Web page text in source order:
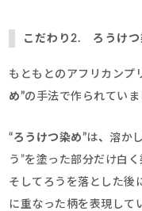
こだわり2. ろうけつ
もともとのアフリカンプ
め”の手法で作られていま
“ろうけつ染め”は、 溶か
う”を塗った部分だけ白
そしてろうを落とした後
に重なった柄を表現して